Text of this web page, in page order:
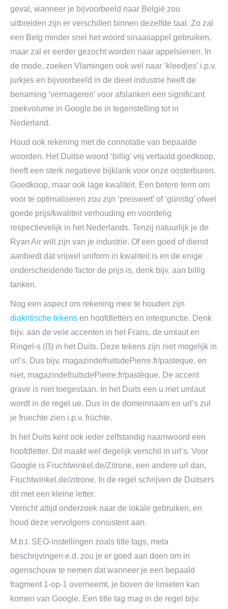
geval, wanneer je bijvoorbeeld naar België zou
uitbreiden zijn er verschillen binnen dezelfde taal. Zo zal
een Belg minder snel het woord sinaasappel gebruiken,
maar zal er eerder gezocht worden naar appelsienen. In
de mode, zoeken Vlamingen ook wel naar ‘kleedjes’ i.p.v.
jurkjes en bijvoorbeeld in de dieet industrie heeft de
benaming ‘vermageren’ voor afslanken een significant
zoekvolume in Google.be in tegenstelling tot in
Nederland.
Houd ook rekening met de connotatie van bepaalde
woorden. Het Duitse woord ‘billig’ vrij vertaald goedkoop,
heeft een sterk negatieve bijklank voor onze oosterburen.
Goedkoop, maar ook lage kwaliteit. Een betere term om
voor te optimaliseren zou zijn ‘preiswert’ of ‘günstig’ ofwel
goede prijs/kwaliteit verhouding en voordelig
respectievelijk in het Nederlands. Tenzij natuurlijk je de
Ryan Air wilt zijn van je industrie. Of een goed of dienst
aanbiedt dat vrijwel uniform in kwaliteit is en de enige
onderscheidende factor de prijs is, denk bijv. aan billig
tanken.
Nog een aspect om rekening mee te houden zijn
diakritische tekens en hoofdletters en interpunctie. Denk
bijv. aan de vele accenten in het Frans, de umlaut en
Ringel-s (ẞ) in het Duits. Deze tekens zijn niet mogelijk in
url’s. Dus bijv. magazindefruitsdePierre.fr/pasteque, en
niet, magazindefruitsdePierre.fr/pastèque. De accent
grave is niet toegestaan. In het Duits een u met umlaut
wordt in de regel ue. Dus in de domeinnaam en url’s zul
je fruechte zien i.p.v. früchte.
In het Duits kent ook ieder zelfstandig naamwoord een
hoofdletter. Dit maakt wel degelijk verschil in url’s. Voor
Google is Fruchtwinkel.de/Zitrone, een andere url dan,
Fruchtwinkel.de/zitrone. In de regel schrijven de Duitsers
dit met een kleine letter.
Verricht altijd onderzoek naar de lokale gebruiken, en
houd deze vervolgens consistent aan.
M.b.t. SEO-instellingen zoals title tags, meta
beschrijvingen e.d. zou je er goed aan doen om in
ogenschouw te nemen dat wanneer je een bepaald
fragment 1-op-1 overneemt, je boven de limieten kan
komen van Google. Een title tag mag in de regel bijv.